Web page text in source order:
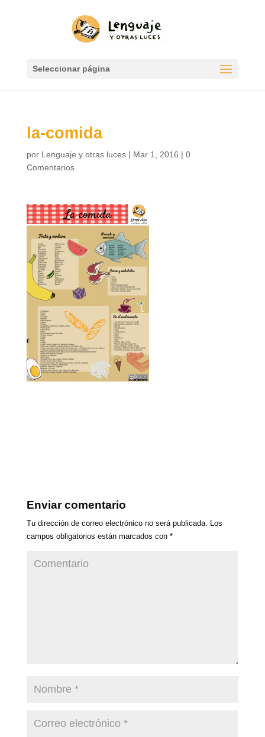
Seleccionar página
la-comida
por Lenguaje y otras luces| Mar 1, 2016 | 0
Comentarios
Enviar comentario
Tu dirección de correo electrónico no será publicada. Los
campos obligatorios están marcados con *